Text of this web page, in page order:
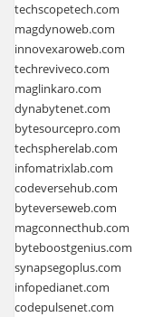
techscopetech.com
magdynoweb.com
innovexaroweb.com
techreviveco.com
maglinkaro.com
dynabytenet.com
bytesourcepro.com
techspherelab.com
infomatrixlab.com
codeversehub.com
byteverseweb.com
magconnecthub.com
byteboostgenius.com
synapsegoplus.com
infopedianet.com
codepulsenet.com